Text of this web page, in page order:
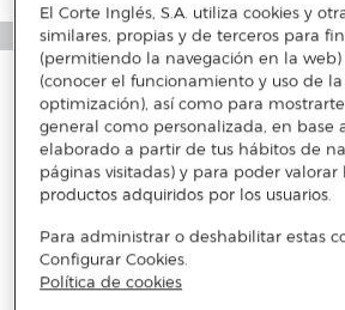
El Corte Inglés, S.A. utiliza cookies y
similares, propias y de terceros para
(permitiendo la navegación en la web)
(conocer el funcionamiento y uso de
optimización), así como para
general como personalizada, en base
elaborado a partir de tus hábitos de
páginas visitadas) y para poder
productos adquiridos por los usuarios.
Para administrar o deshabilitar estas
Configurar Cookies.
Política de cookies